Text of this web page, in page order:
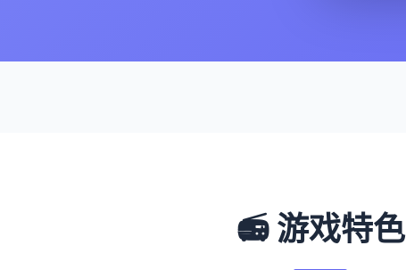
📻 游戏特色